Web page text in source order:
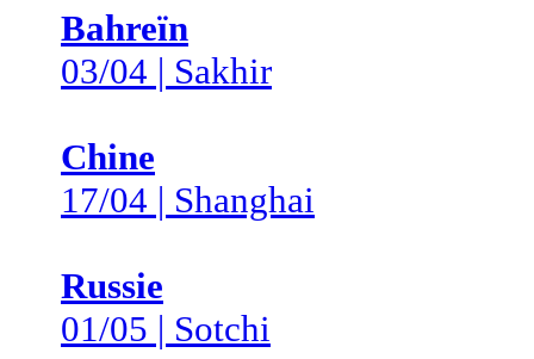
Bahreïn
03/04 | Sakhir
Chine
17/04 | Shanghai
Russie
01/05 | Sotchi